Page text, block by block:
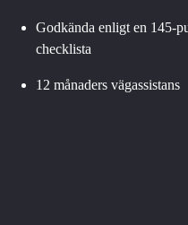
Vi har
Godkända enligt en 145-
checklista
12 månaders vägassistans